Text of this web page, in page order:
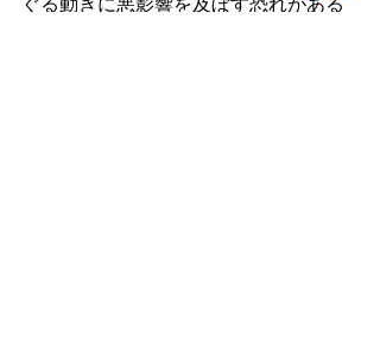
ぐる動きに悪影響を及ぼす恐れがある